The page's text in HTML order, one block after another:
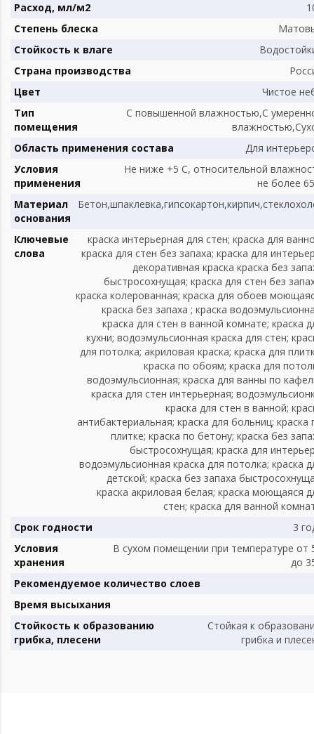
Расход, мл/м2
Степень блеска
Стойкость к влаге
Страна производства
Цвет
Чистое
Тип
помещения
С повышенной влажностью,С
Область применения состава
Для
Условия
применения
Не ниже +5 С, относительной
не более
Материал
основания
Ключевые
слова
краска интерьерная для стен; краска для
краска для стен без запаха; краска для
декоративная краска краска без
быстросохнущая; краска для стен без
краска колерованная; краска для обоев
краска без запаха ; краска
краска для стен в ванной комнате; краска
кухни; водоэмульсионная краска для стен;
для потолка; акриловая краска; краска для
краска по обоям; краска для
водоэмульсионная; краска для ванны по
краска для стен интерьерная;
краска для стен в ванной;
антибактериальная; краска для больниц; краска
плитке; краска по бетону; краска без
быстросохнущая; краска для
водоэмульсионная краска для потолка; краска
детской; краска без запаха
краска акриловая белая; краска моющаяся
стен; краска для ванной
Срок годности
3
Условия
хранения
В сухом помещении при температуре от
до
Рекомендуемое количество слоев
Время высыхания
Стойкость к образованию
грибка, плесени
Стойкая к
грибка и